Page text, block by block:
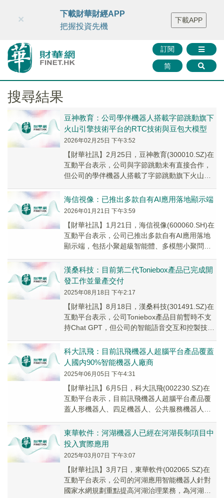
財華智庫網 FINTV FINMETA 財華證券 媒體矩陣
智庫沙龍
聯絡我們
訂閱
简
×
下載財華財經APP
把握投資先機
下載APP
搜尋結果
豆神教育：公司學伴機器人搭載字節跳動旗下
火山引擎技術平台的RTC技術與豆包大模型​
2026年02月25日 下午3:52
​【財華社訊】2月25日，豆神教育(300010.SZ)在
互動平台表示，公司與字節跳動未有直接合作，
但公司的學伴機器人搭載了字節跳動旗下火山引
海信視像：已推出多款自有AI應用落地顯示端
2026年01月21日 下午3:59
【財華社訊】1月21日，海信視像(600060.SH)在
互動平台表示，公司已推出多款自有AI應用落地
顯示端，包括小聚超級智能體、多模態小聚問屏
漢桑科技：目前第二代Toniebox產品已完成開
發工作並量產交付
2025年08月18日 下午2:17
【財華社訊】8月18日，漢桑科技(301491.SZ)在
互動平台表示，公司Toniebox產品目前暫時不支
持Chat GPT，但公司的智能語音交互和控製技術
科大訊飛：目前訊飛機器人超腦平台產品覆蓋
人國内90%智能機器人廠商
2025年06月05日 下午4:31
【財華社訊】6月5日，科大訊飛(002230.SZ)在
互動平台表示，目前訊飛機器人超腦平台產品覆
蓋人形機器人、四足機器人、公共服務機器人、
東華軟件：河湖機器人已經在河湖長制項目中
投入實際應用
2025年03月07日 下午3:07
【財華社訊】3月7日，東華軟件(002065.SZ)在
互動平台表示，公司的河湖應用智能機器人針對
國家水網規劃重點提高河湖治理業務，為河湖治